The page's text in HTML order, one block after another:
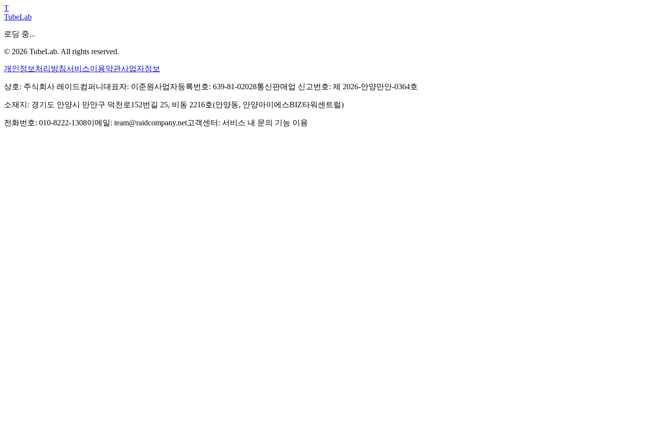
T
TubeLab
로딩 중...
© 2026 TubeLab. All rights reserved.
개인정보처리방침서비스이용약관사업자정보
상호: 주식회사 레이드컴퍼니 대표자: 이준원사업자등록번호: 639-81-02028통신판매업 신고번호: 제 2026-안양만안-0364호
소재지: 경기도 안양시 만안구 덕천로152번길 25, 비동 2216호(안양동, 안양아이에스BIZ타워센트럴)
전화번호: 010-8222-1308이메일: team@raidcompany.net고객센터: 서비스 내 문의 기능 이용